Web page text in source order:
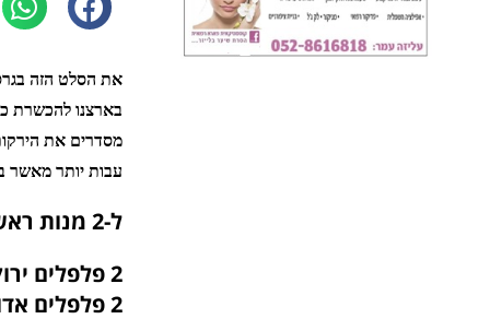
את הסלט הזה
בארצנו להכשרת
מסדרים את
עבות יותר מאשר
ל-2 מנות ראשונות נדיבות, או תוספת לשולחן:
2 פלפלים ירוקים חריפים
2 פלפלים אדומים מתוקים, מחולקים לרבעים